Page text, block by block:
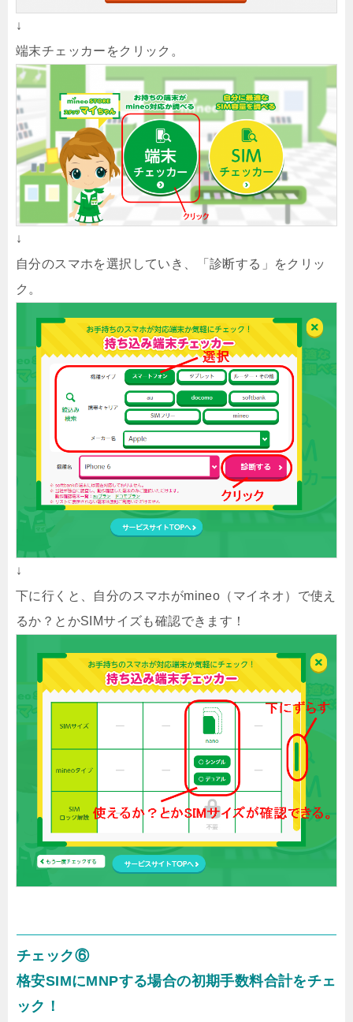
↓
端末チェッカーをクリック。
↓
自分のスマホを選択していき、「診断する」をクリッ
ク。
↓
下に行くと、自分のスマホがmineo（マイネオ）で使え
るか？とかSIMサイズも確認できます！
チェック⑥
格安SIMにMNPする場合の初期手数料合計をチェ
ック！